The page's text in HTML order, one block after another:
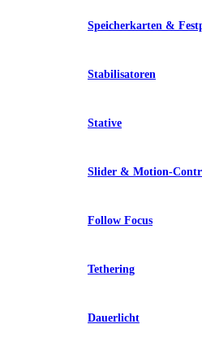
Speicherkarten &
Stabilisatoren
Stative
Slider & Motion-
Follow Focus
Tethering
Dauerlicht